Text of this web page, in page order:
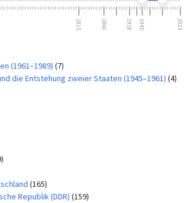
1815 1866 1918 1945 2023
(1961–1989) (7)
die Entstehung zweier Staaten (1945–1961) (4)
(165)
Republik (DDR) (159)